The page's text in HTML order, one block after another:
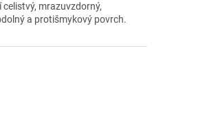
mrazuvzdorný,
a protišmykový povrch.